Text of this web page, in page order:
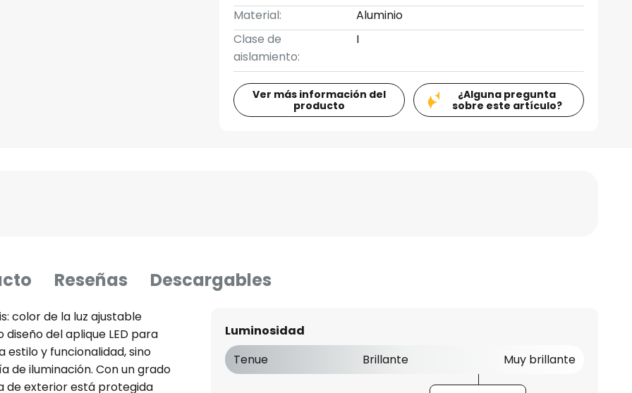
Material:
Aluminio
Clase de
aislamiento:
I
Ver más información del
producto
¿Alguna pregunta
sobre este artículo?
Reseñas Descargables
color de la luz ajustable
del aplique LED para
estilo y funcionalidad, sino
de iluminación. Con un grado
de exterior está protegida
Luminosidad
Tenue
Brillante Muy brillante